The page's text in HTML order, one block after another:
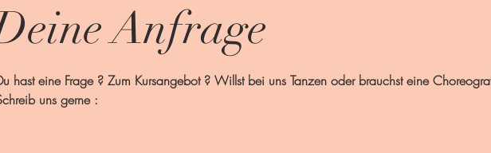
Anfrage
hast eine Frage ? Zum Kursangebot ? Willst bei uns Tanzen oder brauchst eine
uns gerne :